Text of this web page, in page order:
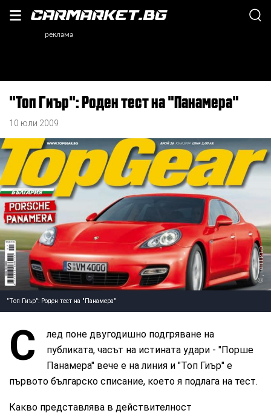
"Топ Гиър": Роден тест на "Панамера"
10 юли 2009
, Топ Гиър
"Топ Гиър": Роден тест на "Панамера"
С
лед поне двугодишно подгряване на
публиката, часът на истината удари - "Порше
Панамера" вече е на линия и "Топ Гиър" е
първото българско списание, което я подлага на тест.
Какво представлява в действителност